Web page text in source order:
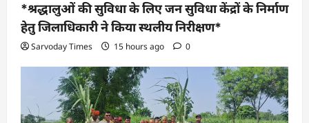
*श्रद्धालुओं की सुविधा के लिए जन सुविधा केंद्रों के निर्माण
हेतु जिलाधिकारी ने किया स्थलीय निरीक्षण*
Sarvoday Times 15 hours ago 0